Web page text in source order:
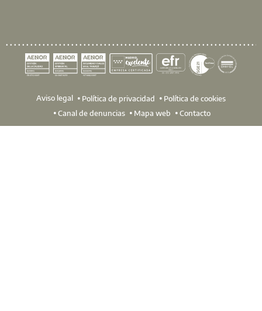
Aviso legal Política de privacidad
Política de cookies
Canal de denuncias
Mapa web Contacto